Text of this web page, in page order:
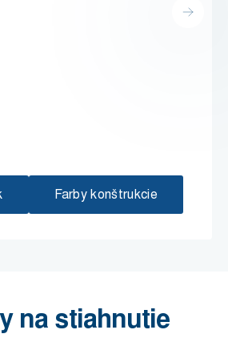
Farby konštrukcie
na stiahnutie